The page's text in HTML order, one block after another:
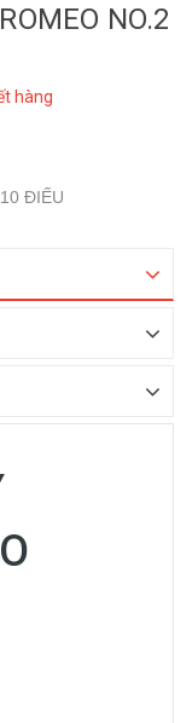
NO.2
hàng
ĐIẾU